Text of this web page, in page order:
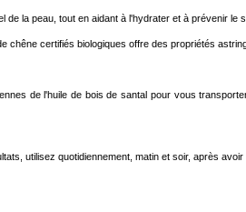
la peau, tout en aidant à l'hydrater et à prévenir le
chêne certifiés biologiques offre des propriétés
de l'huile de bois de santal pour vous
utilisez quotidiennement, matin et soir, après